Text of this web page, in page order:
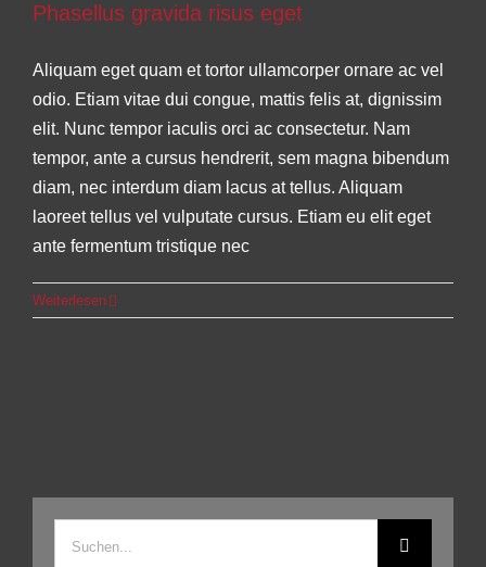
News Web Design
Phasellus gravida risus eget
Aliquam eget quam et tortor ullamcorper ornare ac vel
odio. Etiam vitae dui congue, mattis felis at, dignissim
elit. Nunc tempor iaculis orci ac consectetur. Nam
tempor, ante a cursus hendrerit, sem magna bibendum
diam, nec interdum diam lacus at tellus. Aliquam
laoreet tellus vel vulputate cursus. Etiam eu elit eget
ante fermentum tristique nec
Weiterlesen